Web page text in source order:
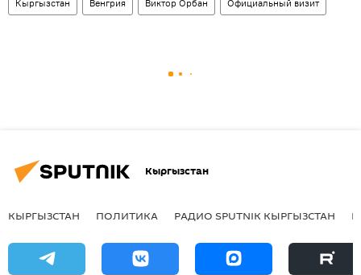
Кыргызстан Венгрия Виктор Орбан Официальный визит
Кыргызстан
КЫРГЫЗСТАН ПОЛИТИКА РАДИО SPUTNIK КЫРГЫЗСТАН